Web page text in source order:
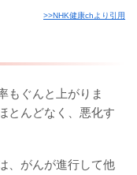
>>NHK健康chより引用
もぐんと上がりま
とんどなく、悪化す
、がんが進行して他